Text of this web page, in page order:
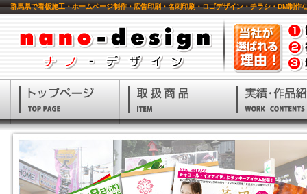
群馬県で看板施工・ホームページ制作・広告印刷・名刺印刷・ロゴデザイン・チラシ・DM制